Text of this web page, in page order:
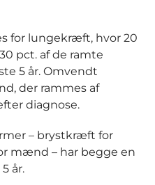
for lungekræft, hvor 20
pct. af de ramte
5 år. Omvendt
der rammes af
diagnose.
– brystkræft for
mænd – har begge en
år.